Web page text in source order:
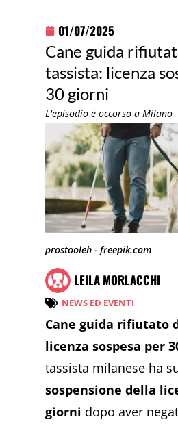
01/07/2025
Cane guida
tassista: licenza
30 giorni
L'episodio è occorso a Milano
prostooleh - freepik.com
LEILA MORLACCHI
NEWS ED EVENTI
Cane guida rifiutato
licenza sospesa per
tassista milanese ha
sospensione della
giorni dopo aver